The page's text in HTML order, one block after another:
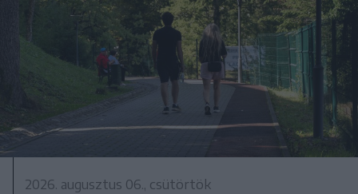
2026. augusztus 06., csütörtök